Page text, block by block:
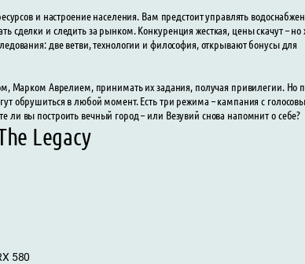
и настроение населения. Вам предстоит управлять
сделки и следить за рынком. Конкуренция жесткая, цены скачут –
две ветви, технологии и философия, открывают бонусы для
Марком Аврелием, принимать их задания, получая привилегии. Но
обрушиться в любой момент. Есть три режима – кампания с
вы построить вечный город – или Везувий снова напомнит о себе?
Legacy
580